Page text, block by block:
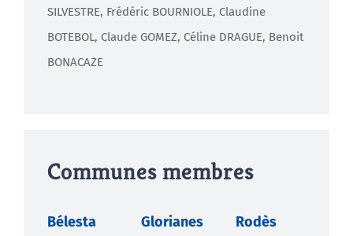
SILVESTRE, Frédéric BOURNIOLE, Claudine
BOTEBOL, Claude GOMEZ, Céline DRAGUE, Benoit
BONACAZE
Communes membres
Bélesta
Glorianes
Rodès